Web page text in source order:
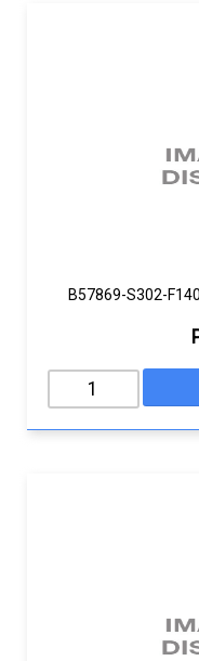
B57869-S302-